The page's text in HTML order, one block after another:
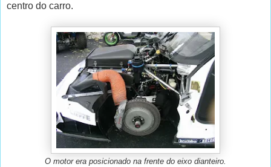
centro do carro.
O motor era posicionado na frente do eixo dianteiro.